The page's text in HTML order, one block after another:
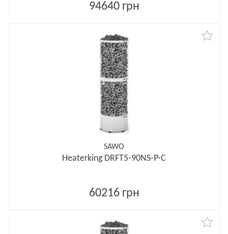
94640 грн
SAWO
Heaterking DRFT5-90NS-P-C
60216 грн